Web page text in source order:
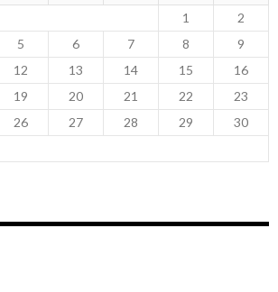
1
2
5 6 7 8
9
12 13 14 15
16
19 20 21 22
23
26 27 28 29
30